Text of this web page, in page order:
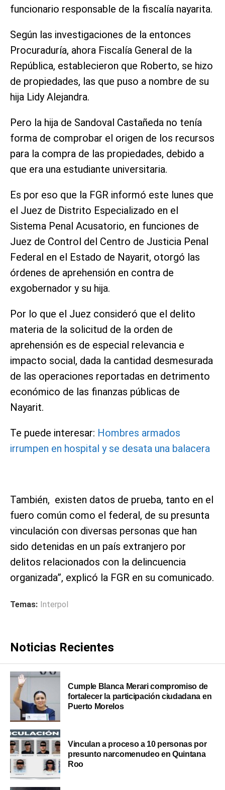
funcionario responsable de la fiscalía nayarita.
Según las investigaciones de la entonces
Procuraduría, ahora Fiscalía General de la
República, establecieron que Roberto, se hizo
de propiedades, las que puso a nombre de su
hija Lidy Alejandra.
Pero la hija de Sandoval Castañeda no tenía
forma de comprobar el origen de los recursos
para la compra de las propiedades, debido a
que era una estudiante universitaria.
Es por eso que la FGR informó este lunes que
el Juez de Distrito Especializado en el
Sistema Penal Acusatorio, en funciones de
Juez de Control del Centro de Justicia Penal
Federal en el Estado de Nayarit, otorgó las
órdenes de aprehensión en contra de
exgobernador y su hija.
Por lo que el Juez consideró que el delito
materia de la solicitud de la orden de
aprehensión es de especial relevancia e
impacto social, dada la cantidad desmesurada
de las operaciones reportadas en detrimento
económico de las finanzas públicas de
Nayarit.
Te puede interesar: Hombres armados
irrumpen en hospital y se desata una balacera
También, existen datos de prueba, tanto en el
fuero común como el federal, de su presunta
vinculación con diversas personas que han
sido detenidas en un país extranjero por
delitos relacionados con la delincuencia
organizada”, explicó la FGR en su comunicado.
Temas: Interpol
Noticias Recientes
Cumple Blanca Merari compromiso de
fortalecer la participación ciudadana en
Puerto Morelos
Vinculan a proceso a 10 personas por
presunto narcomenudeo en Quintana
Roo